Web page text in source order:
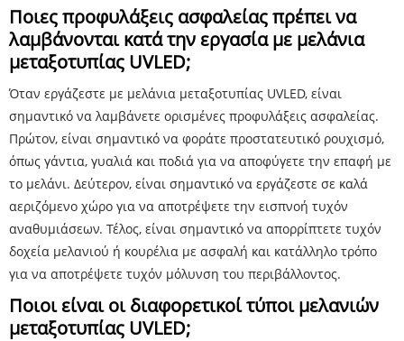
Ποιες προφυλάξεις ασφαλείας πρέπει να
λαμβάνονται κατά την εργασία με μελάνια
μεταξοτυπίας UVLED;
Όταν εργάζεστε με μελάνια μεταξοτυπίας UVLED, είναι
σημαντικό να λαμβάνετε ορισμένες προφυλάξεις ασφαλείας.
Πρώτον, είναι σημαντικό να φοράτε προστατευτικό ρουχισμό,
όπως γάντια, γυαλιά και ποδιά για να αποφύγετε την επαφή με
το μελάνι. Δεύτερον, είναι σημαντικό να εργάζεστε σε καλά
αεριζόμενο χώρο για να αποτρέψετε την εισπνοή τυχόν
αναθυμιάσεων. Τέλος, είναι σημαντικό να απορρίπτετε τυχόν
δοχεία μελανιού ή κουρέλια με ασφαλή και κατάλληλο τρόπο
για να αποτρέψετε τυχόν μόλυνση του περιβάλλοντος.
Ποιοι είναι οι διαφορετικοί τύποι μελανιών
μεταξοτυπίας UVLED;